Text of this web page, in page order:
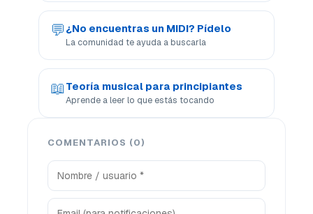
💬¿No encuentras un MIDI? Pídelo
La comunidad te ayuda a buscarla
📖Teoría musical para principiantes
Aprende a leer lo que estás tocando
COMENTARIOS (0)